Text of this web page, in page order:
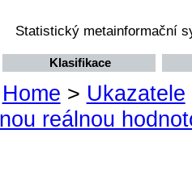
Statistický metainformační
Klasifikace
Home > Ukazatele
reálnou